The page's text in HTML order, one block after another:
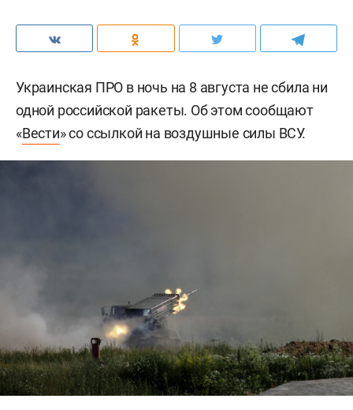
Украинская ПРО в ночь на 8 августа не сбила ни
одной российской ракеты. Об этом сообщают
«Вести» со ссылкой на воздушные силы ВСУ.